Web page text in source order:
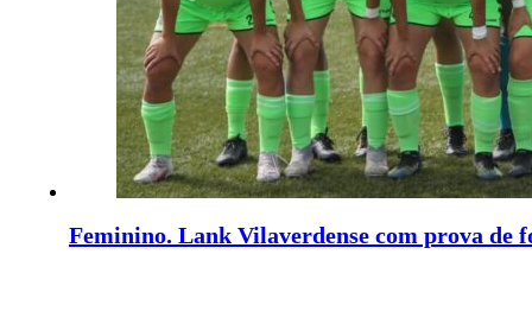
Feminino. Lank Vilaverdense com prova de